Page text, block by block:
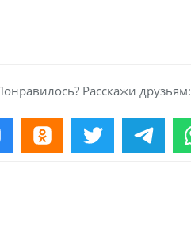
Расскажи друзьям: